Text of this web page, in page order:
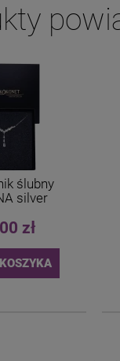
ślubny
silver
zł